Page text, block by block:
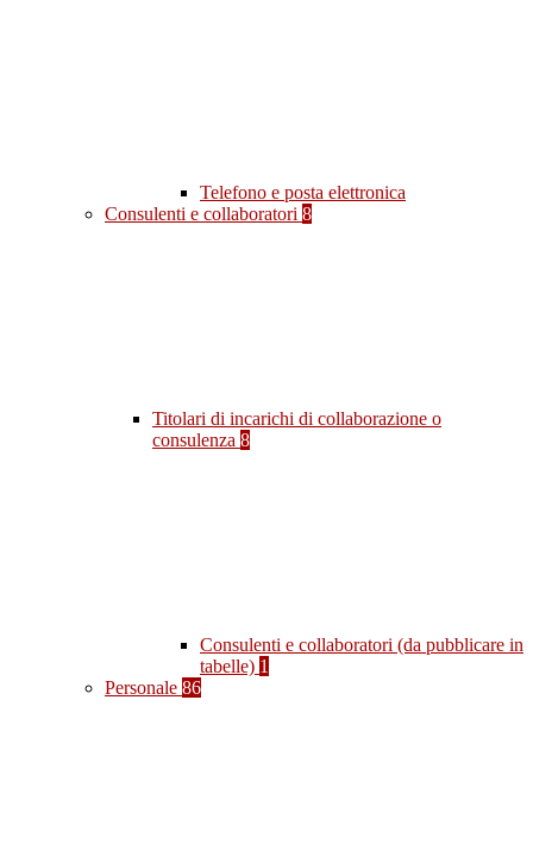
Telefono e posta elettronica
Consulenti e collaboratori 8
Titolari di incarichi di collaborazione o
consulenza 8
Consulenti e collaboratori (da pubblicare in
tabelle) 1
Personale 86